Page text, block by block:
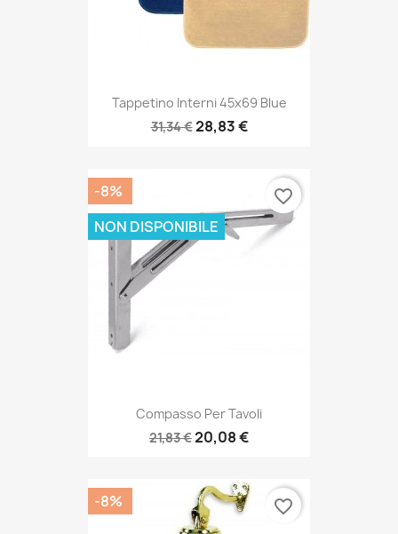
Tappetino Interni 45x69 Blue
31,34 €28,83 €
Compasso Per Tavoli
21,83 €20,08 €
-8%
NON DISPONIBILE
favorite_border
-8% favorite_border